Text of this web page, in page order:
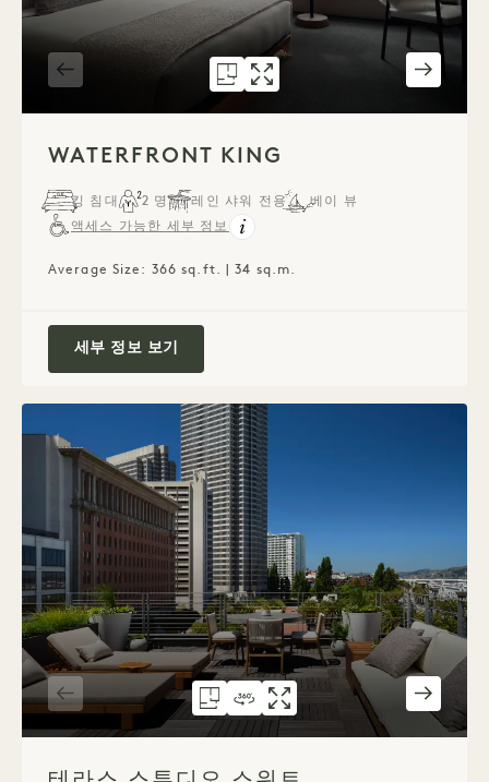
평면도 591 WATERFRONT KING
갤러리 591 WATERFRONT
WATERFRONT KING
킹 침대 2 명 레인 샤워 전용
베이 뷰
액세스 가능한 세부 정보
Average Size: 366 sq.ft. | 34 sq.m.
세부 정보 보기
평면도 584 테라스 스튜디오 스위트
360도 가상 투어 584 테라스 스튜
갤러리 584테라스 스튜디오